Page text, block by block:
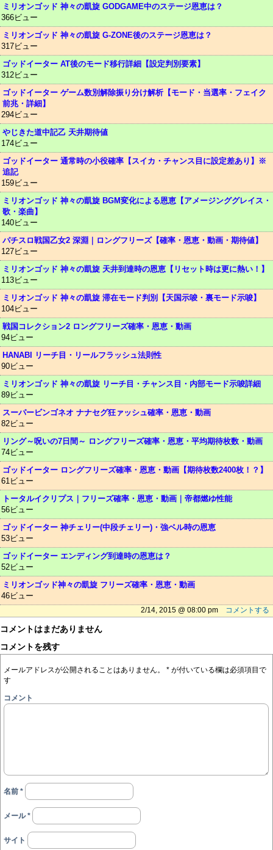
ミリオンゴッド 神々の凱旋 GODGAME中のステージ恩恵は？
366ビュー
ミリオンゴッド 神々の凱旋 G-ZONE後のステージ恩恵は？
317ビュー
ゴッドイーター AT後のモード移行詳細【設定判別要素】
312ビュー
ゴッドイーター ゲーム数別解除振り分け解析【モード・当選率・フェイク
前兆・詳細】
294ビュー
やじきた道中記乙 天井期待値
174ビュー
ゴッドイーター 通常時の小役確率【スイカ・チャンス目に設定差あり】※
追記
159ビュー
ミリオンゴッド 神々の凱旋 BGM変化による恩恵【アメージンググレイス・
歌・楽曲】
140ビュー
パチスロ戦国乙女2 深淵｜ロングフリーズ【確率・恩恵・動画・期待値】
127ビュー
ミリオンゴッド 神々の凱旋 天井到達時の恩恵【リセット時は更に熱い！】
113ビュー
ミリオンゴッド 神々の凱旋 滞在モード判別【天国示唆・裏モード示唆】
104ビュー
戦国コレクション2 ロングフリーズ確率・恩恵・動画
94ビュー
HANABI リーチ目・リールフラッシュ法則性
90ビュー
ミリオンゴッド 神々の凱旋 リーチ目・チャンス目・内部モード示唆詳細
89ビュー
スーパービンゴネオ ナナセグ狂ァッシュ確率・恩恵・動画
82ビュー
リング～呪いの7日間～ ロングフリーズ確率・恩恵・平均期待枚数・動画
74ビュー
ゴッドイーター ロングフリーズ確率・恩恵・動画【期待枚数2400枚！？】
61ビュー
トータルイクリプス｜フリーズ確率・恩恵・動画｜帝都燃ゆ性能
56ビュー
ゴッドイーター 神チェリー(中段チェリー)・強ベル時の恩恵
53ビュー
ゴッドイーター エンディング到達時の恩恵は？
52ビュー
ミリオンゴッド神々の凱旋 フリーズ確率・恩恵・動画
46ビュー
2/14, 2015 @ 08:00 pm コメントする
コメントはまだありません
コメントを残す
メールアドレスが公開されることはありません。 * が付いている欄は必須項目で
す
コメント
名前 *
メール*
サイト